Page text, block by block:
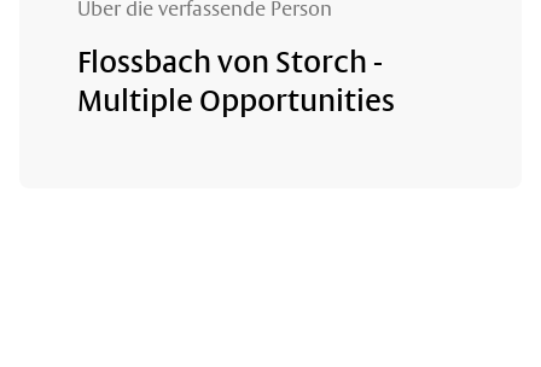
Über die verfassende Person
Flossbach von Storch -
Multiple Opportunities